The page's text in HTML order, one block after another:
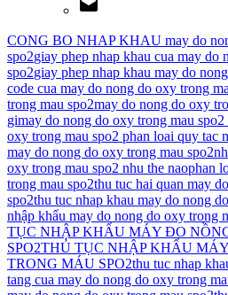
CONG BO NHAP KHAU may do
spo2giay phep nhap khau cua may do
spo2giay phep nhap khau may do
code cua may do nong do oxy trong
trong mau spo2may do nong do oxy
gimay do nong do oxy trong mau
oxy trong mau spo2 phan loai quy tac
may do nong do oxy trong mau spo2
oxy trong mau spo2 nhu the naophan
trong mau spo2thu tuc hai quan may
spo2thu tuc nhap khau may do nong
nhập khẩu may do nong do oxy trong
TỤC NHẬP KHẨU MÁY ĐO
SPO2THỦ TỤC NHẬP KHẨU
TRONG MÁU SPO2thu tuc nhap
tang cua may do nong do oxy trong